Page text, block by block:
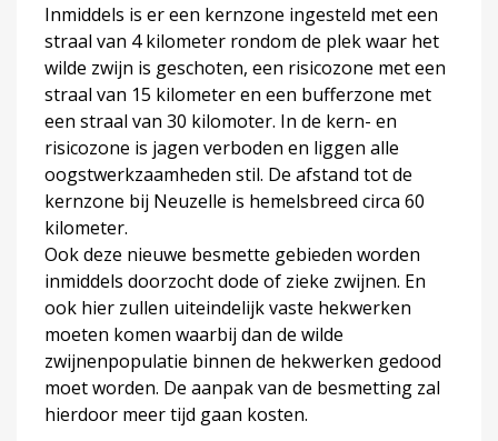
Inmiddels is er een kernzone ingesteld met een
straal van 4 kilometer rondom de plek waar het
wilde zwijn is geschoten, een risicozone met een
straal van 15 kilometer en een bufferzone met
een straal van 30 kilomoter. In de kern- en
risicozone is jagen verboden en liggen alle
oogstwerkzaamheden stil. De afstand tot de
kernzone bij Neuzelle is hemelsbreed circa 60
kilometer.
Ook deze nieuwe besmette gebieden worden
inmiddels doorzocht dode of zieke zwijnen. En
ook hier zullen uiteindelijk vaste hekwerken
moeten komen waarbij dan de wilde
zwijnenpopulatie binnen de hekwerken gedood
moet worden. De aanpak van de besmetting zal
hierdoor meer tijd gaan kosten.